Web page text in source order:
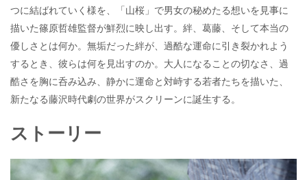
つに結ばれていく様を、「山桜」で男女の秘めたる想いを見事に
描いた篠原哲雄監督が鮮烈に映し出す。絆、葛藤、そして本当の
優しさとは何か。無垢だった絆が、過酷な運命に引き裂かれよう
するとき、彼らは何を見出すのか。大人になることの切なさ、過
酷さを胸に呑み込み、静かに運命と対峙する若者たちを描いた、
新たなる藤沢時代劇の世界がスクリーンに誕生する。
ストーリー